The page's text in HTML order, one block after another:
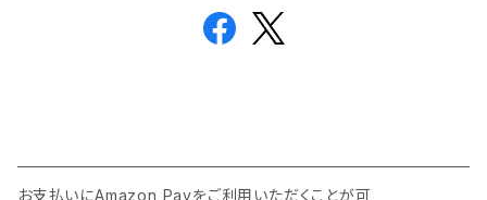
お支払いにAmazon Payをご利用いただくことが可